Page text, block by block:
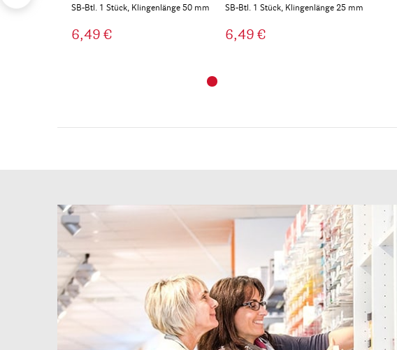
SB-Btl. 1 Stück, Klingenlänge 50 mm
6,49 €
SB-Btl. 1 Stück, Klingenlänge 25 mm
6,49 €